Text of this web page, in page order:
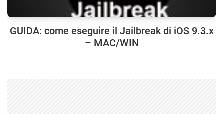
GUIDA: come eseguire il Jailbreak di iOS 9.3.x
– MAC/WIN